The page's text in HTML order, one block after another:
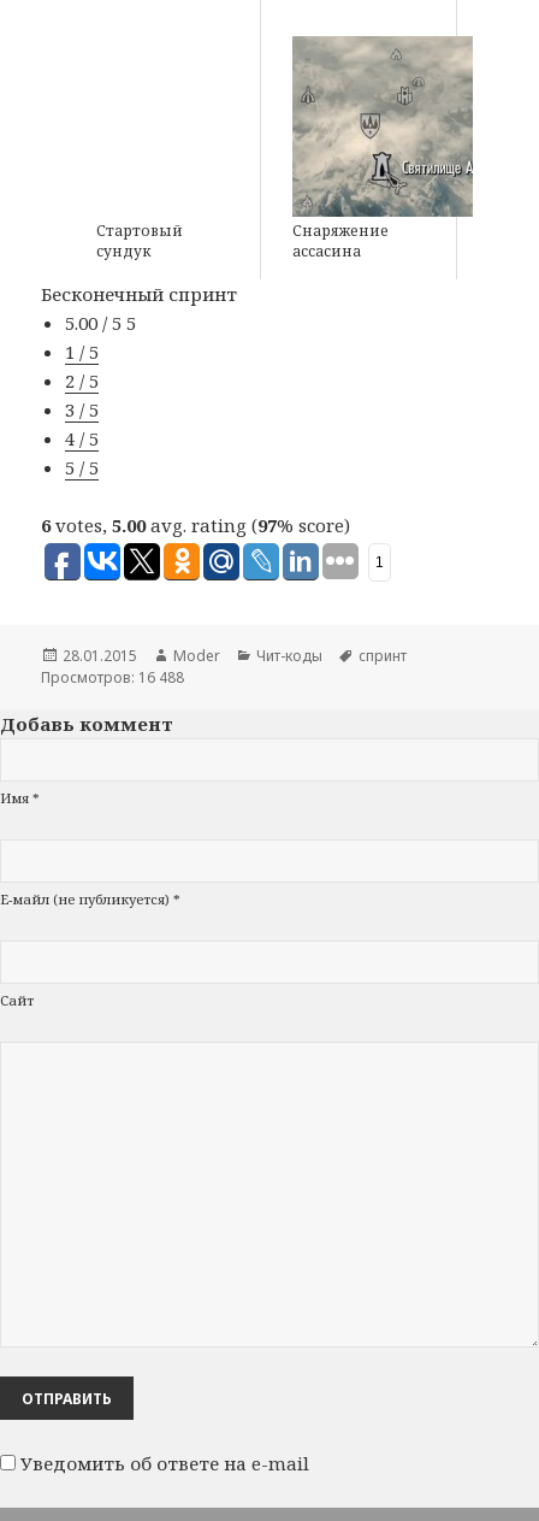
Стартовый
сундук
Снаряжение
ассасина
Бесконечный спринт
5.00 / 55
1 / 5
2 / 5
3 / 5
4 / 5
5 / 5
6votes,5.00avg. rating (97% score)
1
Опубликовано
28.01.2015 Автор
Moder Рубрики
Чит-коды Метки
спринт
Просмотров: 16 488
Добавь коммент
Имя *
Е-майл (не публикуется) *
Сайт
Уведомить об ответе на e-mail